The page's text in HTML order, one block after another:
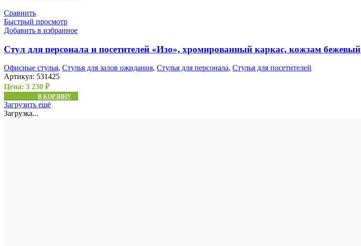
Сравнить
Быстрый просмотр
Добавить в избранное
Стул для персонала и посетителей «Изо», хромированный каркас, кожзам бежевый
Офисные стулья, Стулья для залов ожидания, Стулья для персонала, Стулья для посетителей
Артикул: 531425
Цена: 3 230 ₽
В КОРЗИНУ
Загрузить ещё
Загрузка...